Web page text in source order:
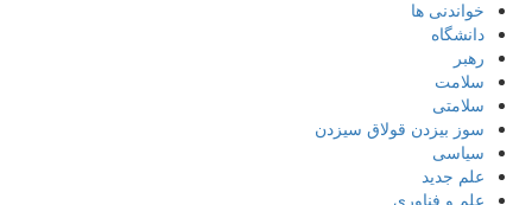
خواندنی ها
دانشگاه
رهبر
سلامت
سلامتی
سوز بیزدن قولاق سیزدن
سیاسی
علم جدید
علم و فناوری